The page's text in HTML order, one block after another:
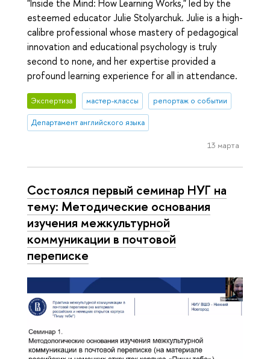
"Inside the Mind: How Learning Works," led by the
esteemed educator Julie Stolyarchuk. Julie is a high-
calibre professional whose mastery of pedagogical
innovation and educational psychology is truly
second to none, and her expertise provided a
profound learning experience for all in attendance.
Экспертиза мастер-классы репортаж о событии
Департамент английского языка
13 марта
Состоялся первый семинар НУГ на
тему: Методические основания
изучения межкультурной
коммуникации в почтовой
переписке